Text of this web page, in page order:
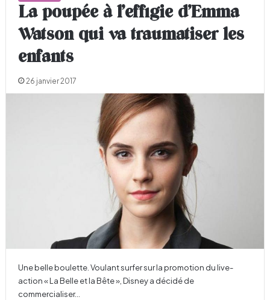
La poupée à l’effigie d’Emma
Watson qui va traumatiser les
enfants
26 janvier 2017
Une belle boulette. Voulant surfer sur la promotion du live-
action « La Belle et la Bête », Disney a décidé de
commercialiser…